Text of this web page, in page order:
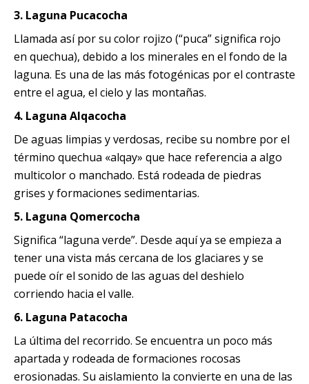
3. Laguna Pucacocha
Llamada así por su color rojizo (“puca” significa rojo
en quechua), debido a los minerales en el fondo de la
laguna. Es una de las más fotogénicas por el contraste
entre el agua, el cielo y las montañas.
4. Laguna Alqacocha
De aguas limpias y verdosas, recibe su nombre por el
término quechua «alqay» que hace referencia a algo
multicolor o manchado. Está rodeada de piedras
grises y formaciones sedimentarias.
5. Laguna Qomercocha
Significa “laguna verde”. Desde aquí ya se empieza a
tener una vista más cercana de los glaciares y se
puede oír el sonido de las aguas del deshielo
corriendo hacia el valle.
6. Laguna Patacocha
La última del recorrido. Se encuentra un poco más
apartada y rodeada de formaciones rocosas
erosionadas. Su aislamiento la convierte en una de las